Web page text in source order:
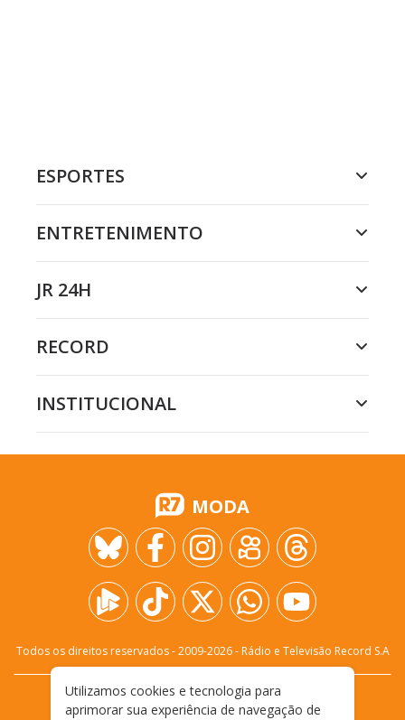
ESPORTES
ENTRETENIMENTO
JR 24H
RECORD
INSTITUCIONAL
MODA
Todos os direitos reservados - 2009-2026- Rádio e Televisão Record S.A
FALE CONOSCO
PRIVACIDADE
Utilizamos cookies e tecnologia para
aprimorar sua experiência de navegação de